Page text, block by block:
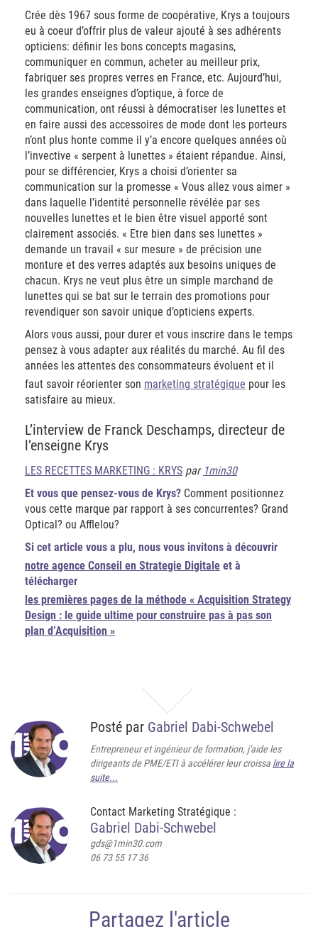
Crée dès 1967 sous forme de coopérative, Krys a toujours
eu à coeur d’offrir plus de valeur ajouté à ses adhérents
opticiens: définir les bons concepts magasins,
communiquer en commun, acheter au meilleur prix,
fabriquer ses propres verres en France, etc. Aujourd’hui,
les grandes enseignes d’optique, à force de
communication, ont réussi à démocratiser les lunettes et
en faire aussi des accessoires de mode dont les porteurs
n’ont plus honte comme il y’a encore quelques années où
l’invective « serpent à lunettes » étaient répandue. Ainsi,
pour se différencier, Krys a choisi d’orienter sa
communication sur la promesse « Vous allez vous aimer »
dans laquelle l’identité personnelle révélée par ses
nouvelles lunettes et le bien être visuel apporté sont
clairement associés. « Etre bien dans ses lunettes »
demande un travail « sur mesure » de précision une
monture et des verres adaptés aux besoins uniques de
chacun. Krys ne veut plus être un simple marchand de
lunettes qui se bat sur le terrain des promotions pour
revendiquer son savoir unique d’opticiens experts.
Alors vous aussi, pour durer et vous inscrire dans le temps
pensez à vous adapter aux réalités du marché. Au fil des
années les attentes des consommateurs évoluent et il
faut savoir réorienter son marketing stratégique pour les
satisfaire au mieux.
L’interview de Franck Deschamps, directeur de
l’enseigne Krys
LES RECETTES MARKETING : KRYS par 1min30
Et vous que pensez-vous de Krys? Comment positionnez
vous cette marque par rapport à ses concurrentes? Grand
Optical? ou Afflelou?
Si cet article vous a plu, nous vous invitons à découvrir
notre agence Conseil en Strategie Digitale et à
télécharger
les premières pages de la méthode « Acquisition Strategy
Design : le guide ultime pour construire pas à pas son
plan d’Acquisition »
Posté par Gabriel Dabi-Schwebel
Entrepreneur et ingénieur de formation, j'aide les
dirigeants de PME/ETI à accélérer leur croissa lire la
suite...
Contact Marketing Stratégique :
Gabriel Dabi-Schwebel
gds@1min30.com
06 73 55 17 36
Partagez l'article